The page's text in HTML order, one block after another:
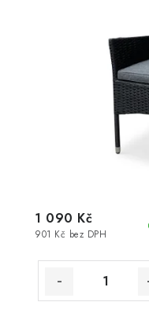
901 Kč bez DPH
1 090 Kč